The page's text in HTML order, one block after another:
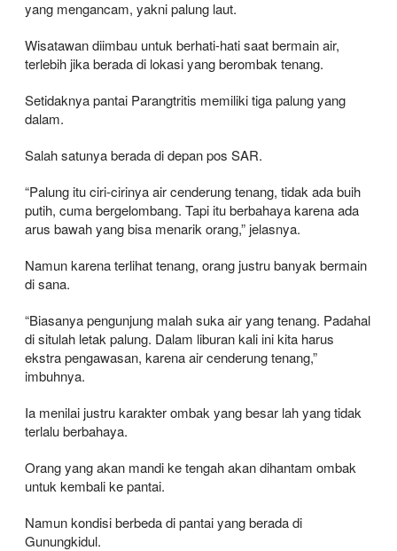
yang mengancam, yakni palung laut.
Wisatawan diimbau untuk berhati-hati saat bermain air,
terlebih jika berada di lokasi yang berombak tenang.
Setidaknya pantai Parangtritis memiliki tiga palung yang
dalam.
Salah satunya berada di depan pos SAR.
“Palung itu ciri-cirinya air cenderung tenang, tidak ada buih
putih, cuma bergelombang. Tapi itu berbahaya karena ada
arus bawah yang bisa menarik orang,” jelasnya.
Namun karena terlihat tenang, orang justru banyak bermain
di sana.
“Biasanya pengunjung malah suka air yang tenang. Padahal
di situlah letak palung. Dalam liburan kali ini kita harus
ekstra pengawasan, karena air cenderung tenang,”
imbuhnya.
Ia menilai justru karakter ombak yang besar lah yang tidak
terlalu berbahaya.
Orang yang akan mandi ke tengah akan dihantam ombak
untuk kembali ke pantai.
Namun kondisi berbeda di pantai yang berada di
Gunungkidul.